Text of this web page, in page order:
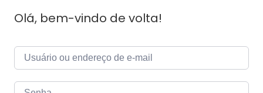
Olá, bem-vindo de volta!